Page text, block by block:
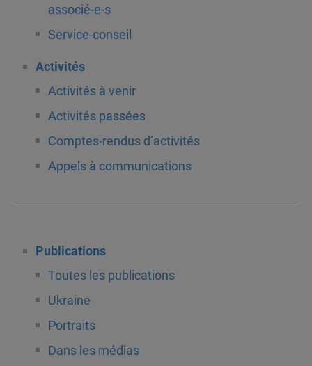
associé-e-s
Service-conseil
Activités
Activités à venir
Activités passées
Comptes-rendus d’activités
Appels à communications
Publications
Toutes les publications
Ukraine
Portraits
Dans les médias